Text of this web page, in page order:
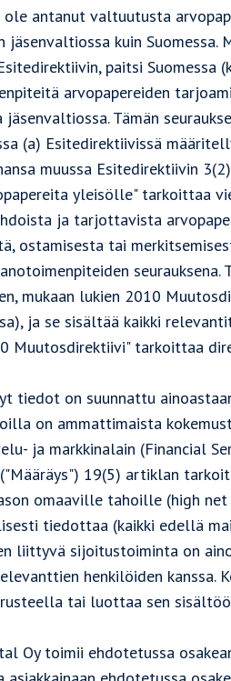
ole antanut valtuutusta
jäsenvaltiossa kuin Suomessa.
paitsi Suomessa
arvopapereiden
jäsenvaltiossa. Tämän
(a) Esitedirektiivissä
muussa Esitedirektiivin
yleisölle" tarkoittaa
ja tarjottavista
ostamisesta tai
mukaan lukien 2010
ja se sisältää kaikki
Muutosdirektiivi" tarkoittaa
tiedot on suunnattu
on ammattimaista
ja markkinalain (Financial
("Määräys") 19(5) artiklan
omaaville tahoille (high
tiedottaa (kaikki edellä
liittyvä sijoitustoiminta on
henkilöiden kanssa.
tai luottaa sen
Oy toimii ehdotetussa